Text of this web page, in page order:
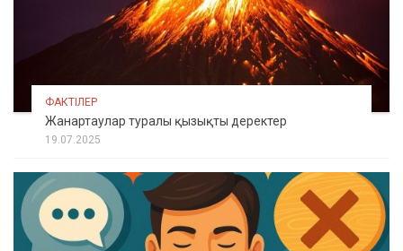
ФАКТІЛЕР
Жанартаулар туралы қызықты деректер
19.07.2025